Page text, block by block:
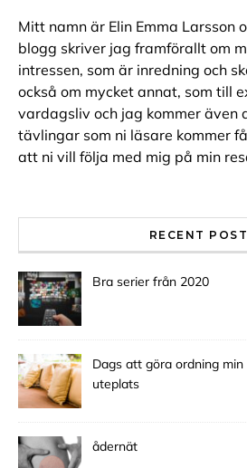
Mitt namn är Elin Emma Larsson
blogg skriver jag framförallt om
intressen, som är inredning och
också om mycket annat, som till
vardagsliv och jag kommer även
tävlingar som ni läsare kommer
att ni vill följa med mig på min
RECENT
Bra serier från 2020
Dags att göra ordning min
uteplats
ådernät